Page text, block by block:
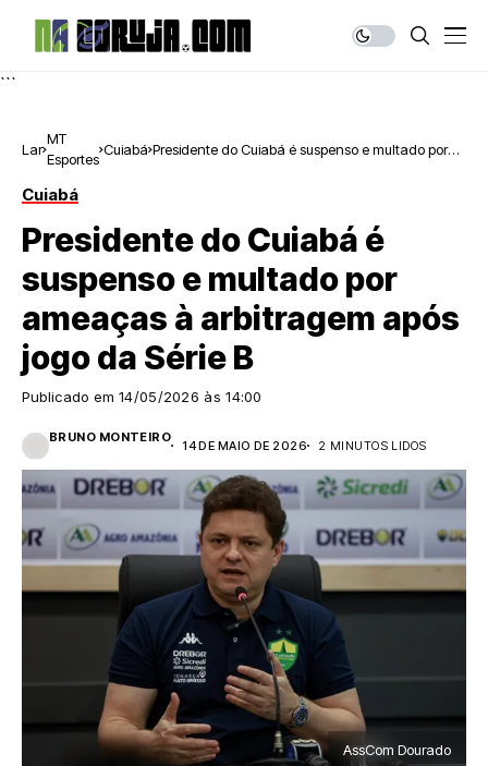
```
Lar
MT
Esportes
Cuiabá Presidente do Cuiabá é suspenso e multado por
Cuiabá
Presidente do Cuiabá é
suspenso e multado por
ameaças à arbitragem após
jogo da Série B
Publicado em 14/05/2026 às 14:00
BRUNO MONTEIRO
14 DE MAIO DE 2026 2 MINUTOS LIDOS
AssCom Dourado